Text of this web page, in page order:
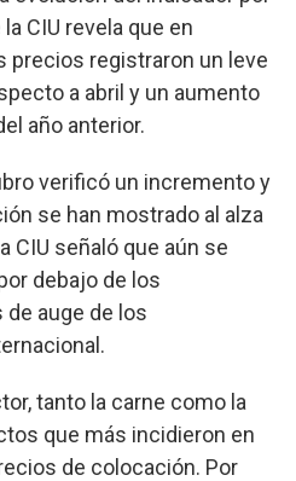
CIU revela que en
precios registraron un leve
a abril y un aumento
año anterior.
verificó un incremento y
se han mostrado al alza
CIU señaló que aún se
debajo de los
auge de los
tanto la carne como la
que más incidieron en
de colocación. Por